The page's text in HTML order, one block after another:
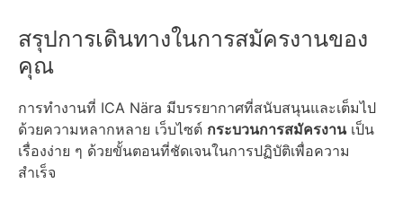
สรุปการเดินทางในการสมัครงานของ
คุณ
การทำงานที่ ICA Nära มีบรรยากาศที่สนับสนุนและเต็มไป
ด้วยความหลากหลาย เว็บไซต์ กระบวนการสมัครงานเป็น
เรื่องง่าย ๆ ด้วยขั้นตอนที่ชัดเจนในการปฏิบัติเพื่อความ
สำเร็จ